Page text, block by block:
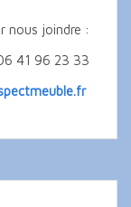
nous joindre :
41 96 23 33